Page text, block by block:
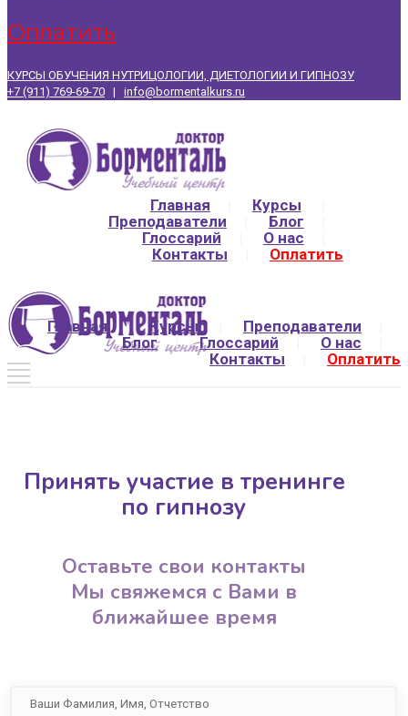
оплатить
КУРСЫ ОБУЧЕНИЯ НУТРИЦОЛОГИИ, ДИЕТОЛОГИИ И ГИПНОЗУ
+7 (911) 769-69-70 | info@bormentalkurs.ru
Главная
Курсы
Преподаватели
Блог
Глоссарий
О нас
Контакты
Оплатить
Главная Курсы
Преподаватели
Блог
Глоссарий
О нас
Контакты
Оплатить
Принять участие в тренинге
по гипнозу
Оставьте свои контакты
Мы свяжемся с Вами в
ближайшее время